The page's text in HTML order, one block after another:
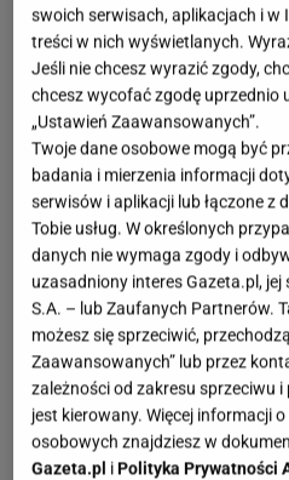
swoich serwisach, aplikacjach i w
treści w nich wyświetlanych.
Jeśli nie chcesz wyrazić zgody,
chcesz wycofać zgodę uprzednio
„Ustawień Zaawansowanych”.
Twoje dane osobowe mogą być
badania i mierzenia informacji
serwisów i aplikacji lub łączone z
Tobie usług. W określonych
danych nie wymaga zgody i
uzasadniony interes Gazeta.pl, jej
S.A. – lub Zaufanych Partnerów.
możesz się sprzeciwić,
Zaawansowanych” lub przez
zależności od zakresu sprzeciwu
jest kierowany. Więcej informacji
osobowych znajdziesz w
Gazeta.pl iPolityka Prywatności